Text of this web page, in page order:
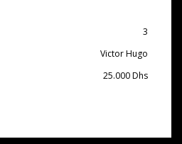
3
Victor Hugo
25.000Dhs